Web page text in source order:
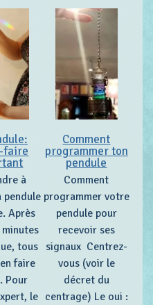
faire
à
pendule
Après
tous
faire
Pour
le
Comment
programmer ton
pendule
Comment
programmer votre
pendule pour
recevoir ses
signaux Centrez-
vous (voir le
décret du
centrage) Le oui :